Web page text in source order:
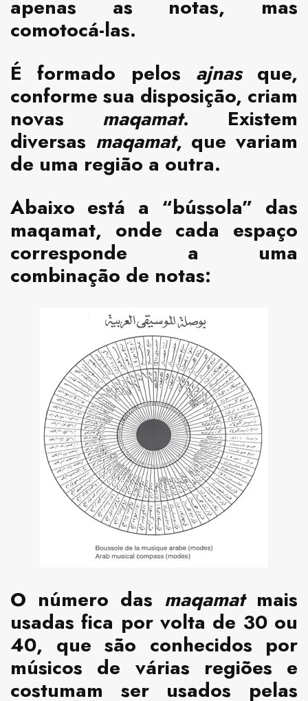
apenas as notas, mas
comotocá-las.
É formado pelos ajnasque,
conforme sua disposição, criam
novas maqamat. Existem
diversas maqamat, que variam
de uma região a outra.
Abaixo está a “bússola” das
maqamat, onde cada espaço
corresponde a uma
combinação de notas:
O número das maqamatmais
usadas fica por volta de 30 ou
40, que são conhecidos por
músicos de várias regiões e
costumam ser usados pelas